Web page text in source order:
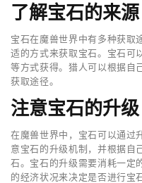
了解宝石的来源
宝石在魔兽世界中有多种获取
适的方式来获取宝石。宝石可
等方式获得。猎人可以根据自
获取途径。
注意宝石的升级
在魔兽世界中，宝石可以通过
意宝石的升级机制，并根据自
石。宝石的升级需要消耗一定
的经济状况来决定是否进行宝